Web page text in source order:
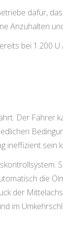
dafür,
Anzuhalten
bei 1.200
Der Fahrer
ineffizient sein
die
der
im